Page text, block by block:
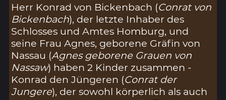
Herr Konrad von Bickenbach (Conrat von
Bickenbach), der letzte Inhaber des
Schlosses und Amtes Homburg, und
seine Frau Agnes, geborene Gräfin von
Nassau (Agnes geborene Grauen von
Nassaw) haben 2 Kinder zusammen -
Konrad den Jüngeren (Conrat der
Jungere), der sowohl körperlich als auch